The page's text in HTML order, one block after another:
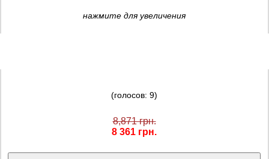
нажмите для увеличения
(голосов: 9)
8,871 грн.
8 361 грн.